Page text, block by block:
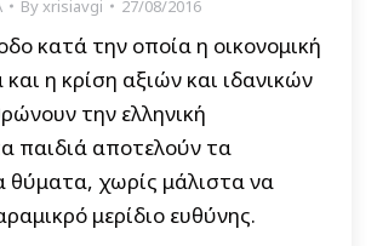
Byxrisiavgi 27/08/2016
κατά την οποία η οικονομική
η κρίση αξιών και ιδανικών
την ελληνική
παιδιά αποτελούν τα
θύματα, χωρίς μάλιστα να
μερίδιο ευθύνης.